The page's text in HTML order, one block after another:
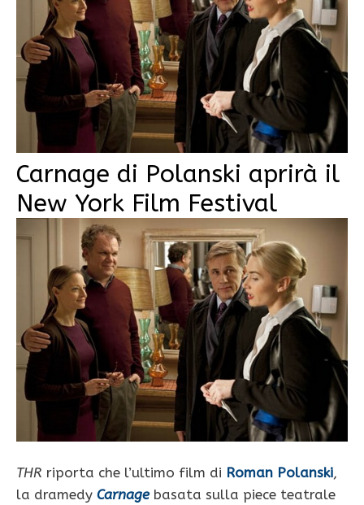
Carnage di Polanski aprirà il
New York Film Festival
THR riporta che l’ultimo film di Roman Polanski,
la dramedy Carnagebasata sulla piece teatrale